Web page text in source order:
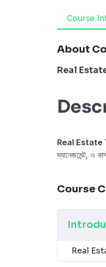
Course
About
Real Estate
Real Estate
ম্যানেজমেন্ট, ও
Course
Real